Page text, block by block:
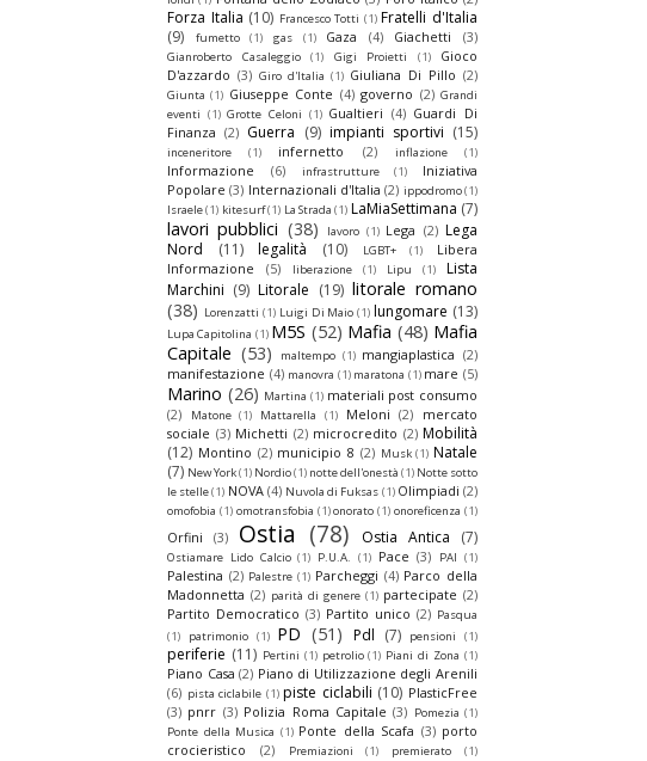
Forza Italia (10) Francesco Totti (1) Fratelli d'Italia
(9)
fumetto (1) gas (1) Gaza (4) Giachetti (3)
Gianroberto Casaleggio (1) Gigi Proietti (1)
Gioco
D'azzardo (3) Giro d'Italia (1) Giuliana Di Pillo (2)
Giunta (1) Giuseppe Conte (4) governo (2) Grandi
eventi (1) Grotte Celoni (1) Gualtieri (4) Guardi Di
Finanza (2) Guerra (9) impianti sportivi (15)
inceneritore (1) infernetto (2) inflazione (1)
Informazione (6) infrastrutture (1)
Iniziativa
Popolare (3) Internazionali d'Italia (2) ippodromo(1)
Israele(1) kitesurf(1) La Strada (1) LaMiaSettimana (7)
lavori pubblici (38) lavoro (1) Lega (2) Lega
Nord
(11) legalità (10) LGBT+ (1)
Libera
Informazione
(5) liberazione (1) Lipu (1)
Lista
Marchini (9) Litorale (19) litorale romano
(38) Lorenzatti (1) Luigi Di Maio (1) lungomare (13)
Lupa Capitolina (1) M5S (52) Mafia (48) Mafia
Capitale (53) maltempo (1) mangiaplastica (2)
manifestazione (4) manovra (1) maratona (1) mare (5)
Marino (26) Martina (1) materiali post consumo
(2)
Matone (1) Mattarella (1) Meloni (2) mercato
sociale (3) Michetti (2) microcredito (2) Mobilità
(12) Montino (2) municipio 8 (2) Musk (1) Natale
(7) New York(1) Nordio(1) notte dell'onestà (1) Notte sotto
le stelle(1) NOVA (4) Nuvola di Fuksas (1) Olimpiadi (2)
omofobia (1) omotransfobia (1) onorato (1) onoreficenza (1)
Orfini (3) Ostia (78) Ostia Antica (7)
Ostiamare Lido Calcio (1) P.U.A. (1) Pace (3) PAI (1)
Palestina (2) Palestre (1) Parcheggi (4) Parco della
Madonnetta (2) parità di genere (1) partecipate (2)
Partito Democratico (3) Partito unico (2) Pasqua
(1)
patrimonio (1) PD (51) Pdl (7) pensioni (1)
periferie (11) Pertini (1) petrolio (1) Piani di Zona (1)
Piano Casa (2) Piano di Utilizzazione degli Arenili
(6) pista ciclabile (1) piste ciclabili (10) PlasticFree
(3) pnrr (3) Polizia Roma Capitale (3) Pomezia (1)
Ponte della Musica (1) Ponte della Scafa (3) porto
crocieristico
(2) Premiazioni (1) premierato
(1)